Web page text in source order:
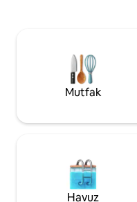
Villa, San Juan sörf
restoranlara, kafelere,
fazlasına sadece birkaç
uzaklıktadır.Mutfak
Havuz